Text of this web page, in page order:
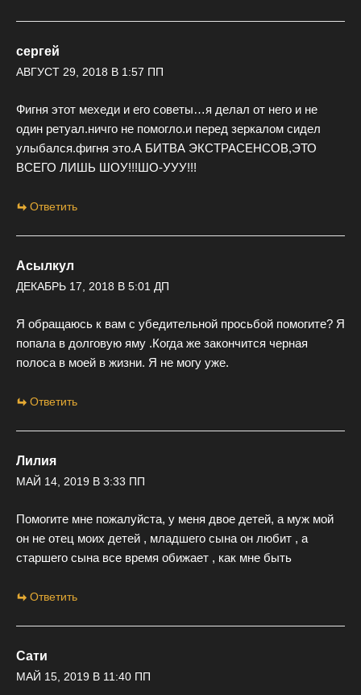
сергей
АВГУСТ 29, 2018 В 1:57 ПП
Фигня этот мехеди и его советы…я делал от него и не
один ретуал.ничго не помогло.и перед зеркалом сидел
улыбался.фигня это.А БИТВА ЭКСТРАСЕНСОВ,ЭТО
ВСЕГО ЛИШЬ ШОУ!!!ШО-УУУ!!!
Ответить
Асылкул
ДЕКАБРЬ 17, 2018 В 5:01 ДП
Я обращаюсь к вам с убедительной просьбой помогите? Я
попала в долговую яму .Когда же закончится черная
полоса в моей в жизни. Я не могу уже.
Ответить
Лилия
МАЙ 14, 2019 В 3:33 ПП
Помогите мне пожалуйста, у меня двое детей, а муж мой
он не отец моих детей , младшего сына он любит , а
старшего сына все время обижает , как мне быть
Ответить
Сати
МАЙ 15, 2019 В 11:40 ПП